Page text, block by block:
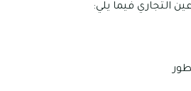
التجاري فيما يلي: